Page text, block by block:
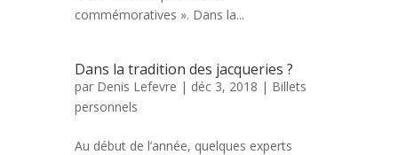
commémoratives ». Dans la...
Dans la tradition des jacqueries ?
par Denis Lefevre | déc 3, 2018 | Billets
personnels
Au début de l’année, quelques experts